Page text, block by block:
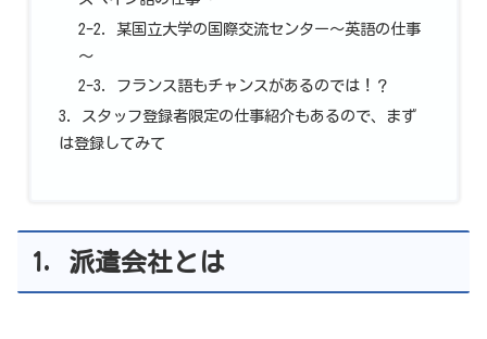
2-2. 某国立大学の国際交流センター～英語の仕事
～
2-3. フランス語もチャンスがあるのでは！？
3. スタッフ登録者限定の仕事紹介もあるので、まず
は登録してみて
1. 派遣会社とは